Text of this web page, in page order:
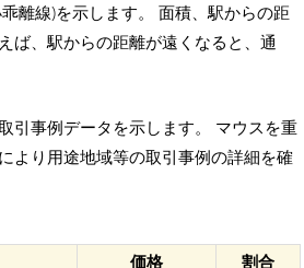
離線)を示します。 面積、駅からの距
ば、駅からの距離が遠くなると、通
引事例データを示します。 マウスを重
より用途地域等の取引事例の詳細を確
価格 割合